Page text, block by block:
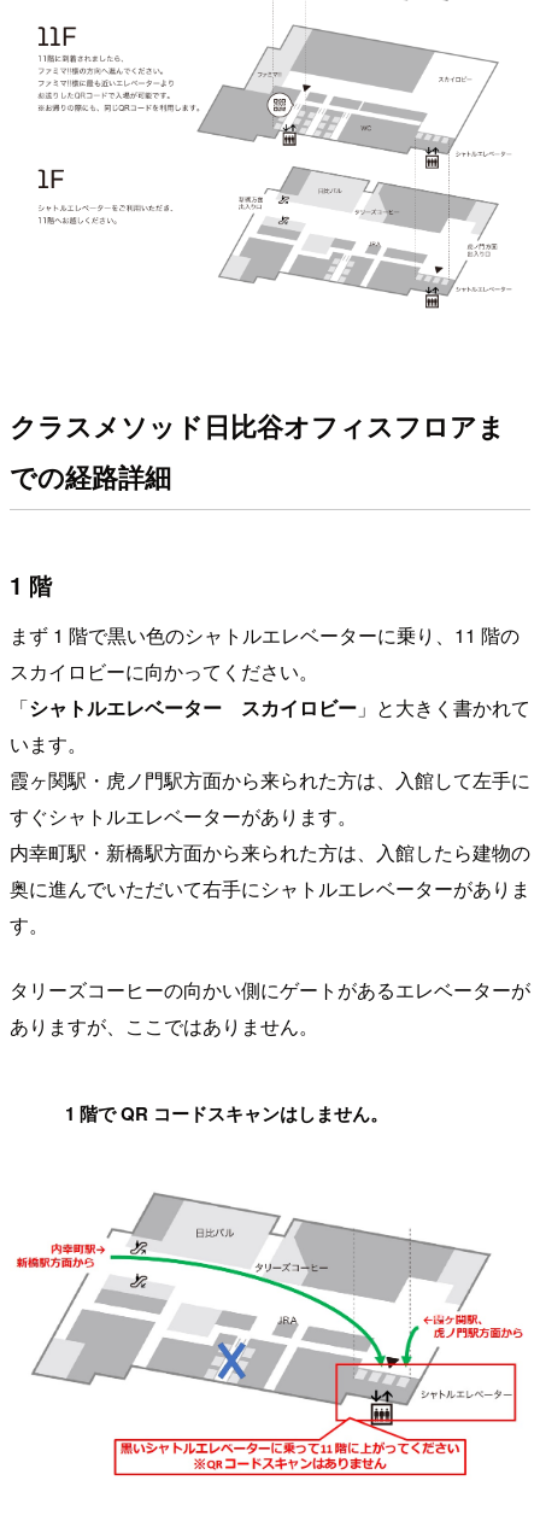
クラスメソッド日比谷オフィスフロアま
での経路詳細
1 階
まず 1 階で黒い色のシャトルエレベーターに乗り、11 階の
スカイロビーに向かってください。
「シャトルエレベーター スカイロビー 」と大きく書かれて
います。
霞ヶ関駅・虎ノ門駅方面から来られた方は、入館して左手に
すぐシャトルエレベーターがあります。
内幸町駅・新橋駅方面から来られた方は、入館したら建物の
奥に進んでいただいて右手にシャトルエレベーターがありま
す。
タリーズコーヒーの向かい側にゲートがあるエレベーターが
ありますが、ここではありません。
1 階で QR コードスキャンはしません。